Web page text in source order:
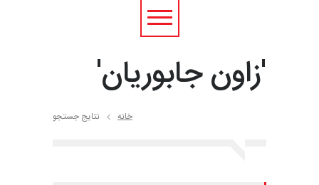
'زاون جابوریان'
خانه نتایج جستجو